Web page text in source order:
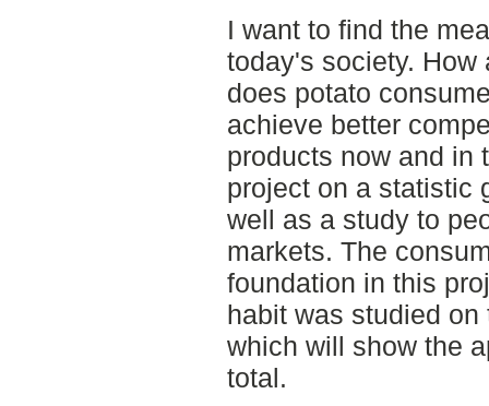
I want to find the
today's society. How
does potato
achieve better
products now and in
project on a statistic
well as a study to
markets. The
foundation in this
habit was studied
which will show the
total.